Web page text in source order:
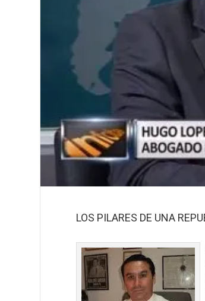
LOS PILARES DE UNA